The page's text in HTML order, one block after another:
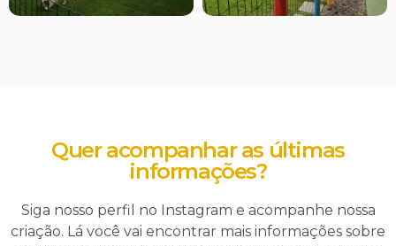
Quer acompanhar as últimas
informações?
Siga nosso perfil no Instagram e acompanhe nossa
criação. Lá você vai encontrar mais informações sobre